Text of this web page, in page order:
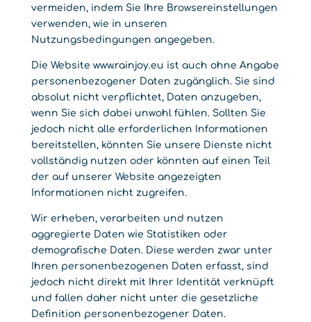
vermeiden, indem Sie Ihre Browsereinstellungen
verwenden, wie in unseren
Nutzungsbedingungen angegeben.
Die Website www.rainjoy.eu ist auch ohne Angabe
personenbezogener Daten zugänglich. Sie sind
absolut nicht verpflichtet, Daten anzugeben,
wenn Sie sich dabei unwohl fühlen. Sollten Sie
jedoch nicht alle erforderlichen Informationen
bereitstellen, könnten Sie unsere Dienste nicht
vollständig nutzen oder könnten auf einen Teil
der auf unserer Website angezeigten
Informationen nicht zugreifen.
Wir erheben, verarbeiten und nutzen
aggregierte Daten wie Statistiken oder
demografische Daten. Diese werden zwar unter
Ihren personenbezogenen Daten erfasst, sind
jedoch nicht direkt mit Ihrer Identität verknüpft
und fallen daher nicht unter die gesetzliche
Definition personenbezogener Daten.